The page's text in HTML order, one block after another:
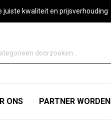
juiste kwaliteit en prijsverhouding
ONS PARTNER WORDEN